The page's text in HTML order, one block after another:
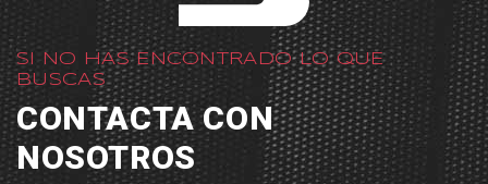
SI NO HAS ENCONTRADO LO QUE
BUSCAS
CONTACTA CON
NOSOTROS